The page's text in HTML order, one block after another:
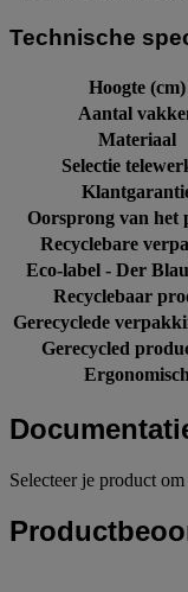
Technische
Hoogte (cm)
Aantal
Materiaal
Selectie
Oorsprong van het
Recyclebare
Eco-label - Der
Recyclebaar
Gerecyclede
Gerecycled
Ergonomisch
Selecteer je product